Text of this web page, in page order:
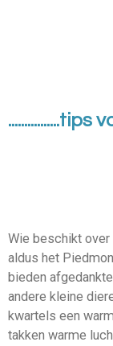
Wie beschikt over
aldus het
bieden
andere kleine
kwartels een
takken warme